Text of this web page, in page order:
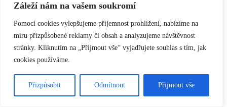
Záleží nám na vašem soukromí
Pomocí cookies vylepšujeme příjemnost prohlížení, nabízíme na
míru přizpůsobené reklamy či obsah a analyzujeme návštěvnost
stránky. Kliknutím na „Přijmout vše“ vyjadřujete souhlas s tím, jak
cookies používáme.
Přizpůsobit Odmítnout Přijmout vše